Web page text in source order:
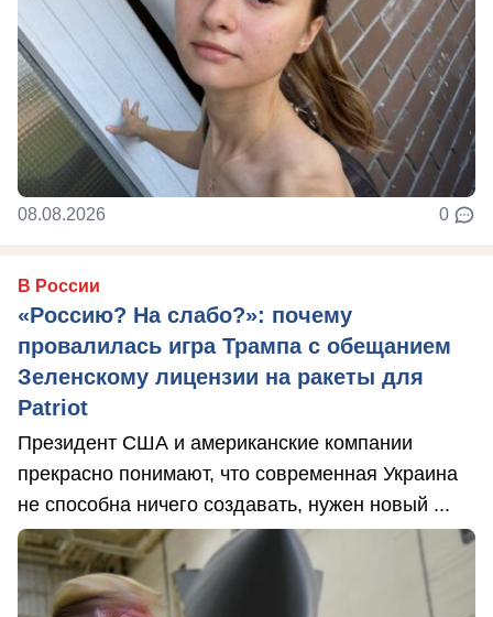
08.08.2026 0
В России
«Россию? На слабо?»: почему
провалилась игра Трампа с обещанием
Зеленскому лицензии на ракеты для
Patriot
Президент США и американские компании
прекрасно понимают, что современная Украина
не способна ничего создавать, нужен новый ...